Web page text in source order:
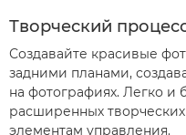
Творческий
Создавайте красивые
задними планами,
на фотографиях. Легко и
расширенных
элементам управления.